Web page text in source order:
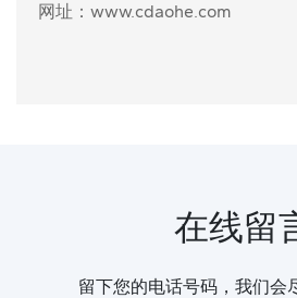
网址： www.cdaohe.com
在线留
留下您的电话号码，我们会